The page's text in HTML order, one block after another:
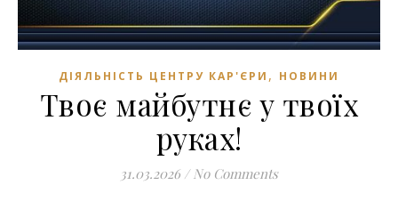
ДІЯЛЬНІСТЬ ЦЕНТРУ КАР'ЄРИ , НОВИНИ
Твоє майбутнє у твоїх
руках!
31.03.2026 / No Comments